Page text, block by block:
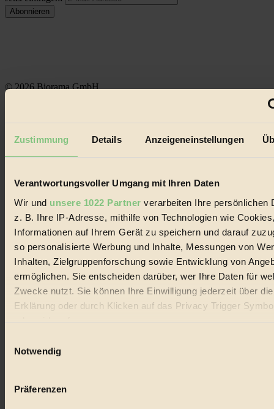
Zustimmung Details Anzeigeneinstellungen
Verantwortungsvoller Umgang mit Ihren Daten
Wir und unsere 1022 Partner verarbeiten Ihre persönlichen
z. B. Ihre IP-Adresse, mithilfe von Technologien wie
Informationen auf Ihrem Gerät zu speichern und darauf
so personalisierte Werbung und Inhalte, Messungen von
Inhalten, Zielgruppenforschung sowie Entwicklung von
ermöglichen. Sie entscheiden darüber, wer Ihre Daten für
Zwecke nutzt. Sie können Ihre Einwilligung jederzeit über
Erklärung oder durch Klicken auf das Privacy Trigger
oder widerrufen
Wenn Sie es erlauben, würden wir auch gerne:
Ihr Gerät durch aktives Scannen nach bestimmten
Notwendig
Präferenzen
© 2026 Biorama GmbH
Handels mit Bioprodukten, des Fair-Trade sowie der Branche
Social Media
22.601 Fans auf Facebook
3.415 Follower auf Twitter
Folge uns auf Instagram
Themen
Bio
Vegan